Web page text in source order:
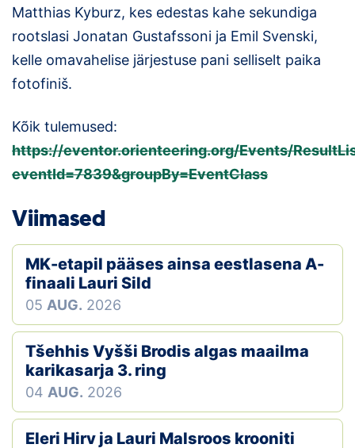
Matthias Kyburz, kes edestas kahe sekundiga
rootslasi Jonatan Gustafssoni ja Emil Svenski,
kelle omavahelise järjestuse pani selliselt paika
fotofiniš.
Kõik tulemused:
https://eventor.orienteering.org/Events/
eventId=7839&groupBy=EventClass
Viimased
MK-etapil pääses ainsa eestlasena A-
finaali Lauri Sild
05 AUG. 2026
Tšehhis Vyšši Brodis algas maailma
karikasarja 3. ring
04 AUG. 2026
Eleri Hirv ja Lauri Malsroos krooniti